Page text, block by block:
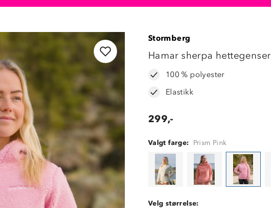
Stormberg
Hamar sherpa hettegenser
100 % polyester
Elastikk
299,-
Valgt farge: Prism Pink
Velg størrelse: